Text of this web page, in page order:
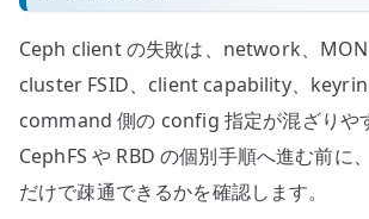
Ceph client の失敗は、network、MON
cluster FSID、client capability、
command 側の config 指定が混ざりや
CephFS や RBD の個別手順へ進む前に
だけで疎通できるかを確認します。